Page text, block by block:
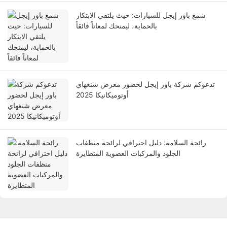
شمع باور إيجل للسيارات: حيث يلتقي الابتكار
بالحماية، ليمنحك لمعاناً فائقاً
تدعوكم شركة باور إيجل لحضور معرض شنغهاي
أوتوميكانيكا 2025
رائحة السلامة: دليل احترافي لرائحة منظفات
الجلود والمركبات العضوية المتطايرة